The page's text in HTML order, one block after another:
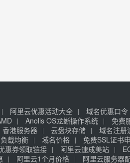
阿里云优惠活动大全 域名优惠口令
Anolis OS龙蜥操作系统 免费
香港服务器 云盘块存储 域名注册
负载均衡 域名价格 免费SSL证书
惠券领取链接 阿里云速成美站
阿里云1个月价格 阿里云服务器